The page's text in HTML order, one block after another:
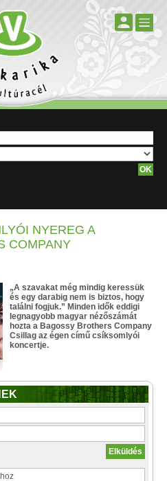
NYEREG A
COMPANY
„A szavakat még mindig keressük
és egy darabig nem is biztos, hogy
találni fogjuk.” Minden idők eddigi
legnagyobb magyar nézőszámát
hozta a Bagossy Brothers Company
Csillag az égen című csíksomlyói
koncertje.